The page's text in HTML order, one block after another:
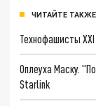
ЧИТАЙТЕ
Технофашисты XXI
Оплеуха Маску.
Starlink